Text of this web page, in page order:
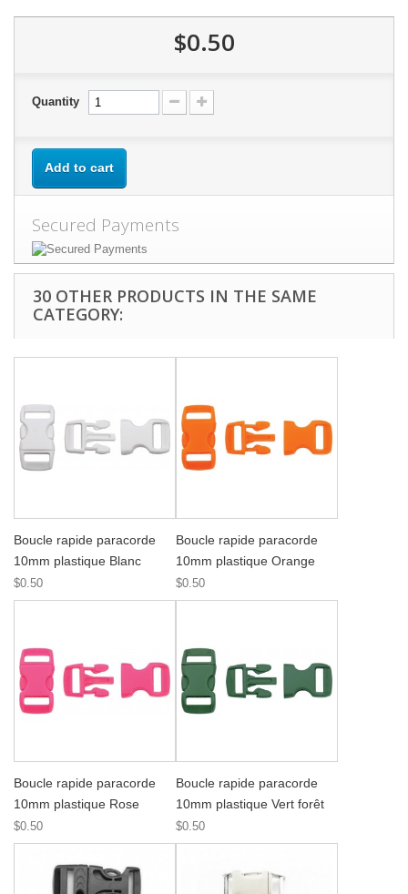
$0.50
Quantity
Add to cart
Secured Payments
30 OTHER PRODUCTS IN THE SAME
CATEGORY:
Boucle rapide paracorde
10mm plastique Blanc
$0.50
Boucle rapide paracorde
10mm plastique Orange
$0.50
Boucle rapide paracorde
10mm plastique Rose
$0.50
Boucle rapide paracorde
10mm plastique Vert forêt
$0.50